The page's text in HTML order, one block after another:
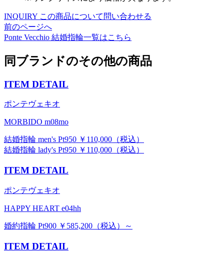
INQUIRY この商品について問い合わせる
前のページへ
Ponte Vecchio 結婚指輪一覧はこちら
同ブランドのその他の商品
ITEM DETAIL
ポンテヴェキオ
MORBIDO m08mo
結婚指輪 men's Pt950 ￥110,000（税込）
結婚指輪 lady's Pt950 ￥110,000（税込）
ITEM DETAIL
ポンテヴェキオ
HAPPY HEART e04hh
婚約指輪 Pt900 ￥585,200（税込）～
ITEM DETAIL